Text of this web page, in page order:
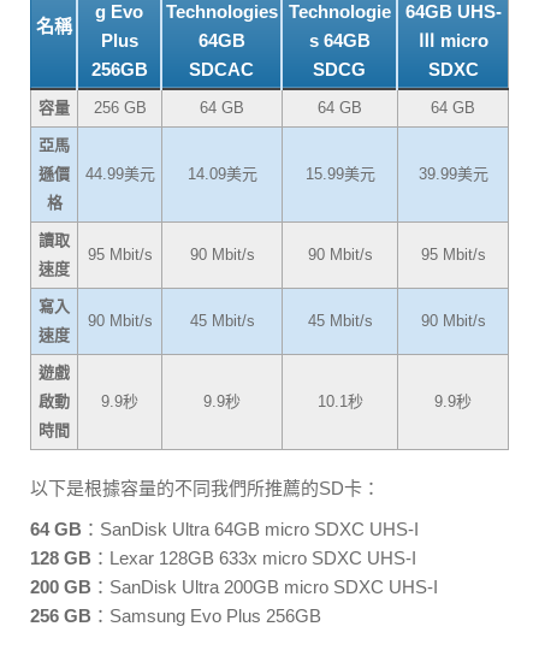
名稱
g Evo
Plus
256GB
Technologies
64GB
SDCAC
Technologie
s 64GB
SDCG
64GB UHS-
Ⅲ micro
SDXC
容量 256 GB 64 GB 64 GB 64 GB
亞馬
遜價
格
44.99美元 14.09美元 15.99美元 39.99美元
讀取
速度
95 Mbit/s 90 Mbit/s 90 Mbit/s 95 Mbit/s
寫入
速度
90 Mbit/s 45 Mbit/s 45 Mbit/s 90 Mbit/s
遊戲
啟動
時間
9.9秒 9.9秒 10.1秒 9.9秒
以下是根據容量的不同我們所推薦的SD卡：
64 GB ：SanDisk Ultra 64GB micro SDXC UHS-I
128 GB ：Lexar 128GB 633x micro SDXC UHS-I
200 GB ：SanDisk Ultra 200GB micro SDXC UHS-I
256 GB ：Samsung Evo Plus 256GB